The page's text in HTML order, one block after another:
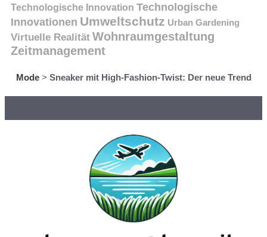
Technologische Innovation Technologische
Innovationen Umweltschutz Urban Gardening
Virtuelle Realität Wohnraumgestaltung
Zeitmanagement
Mode> Sneaker mit High-Fashion-Twist: Der neue Trend